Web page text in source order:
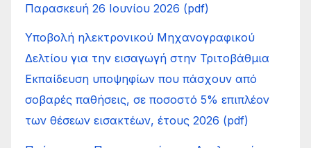
Παρασκευή 26 Ιουνίου 2026 (pdf)
Υποβολή ηλεκτρονικού Μηχανογραφικού
Δελτίου για την εισαγωγή στην Τριτοβάθμια
Εκπαίδευση υποψηφίων που πάσχουν από
σοβαρές παθήσεις, σε ποσοστό 5% επιπλέον
των θέσεων εισακτέων, έτους 2026 (pdf)